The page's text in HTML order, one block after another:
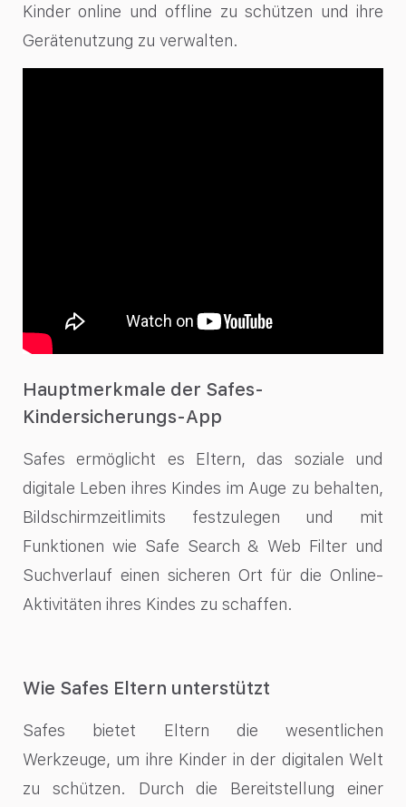
Kinder online und offline zu schützen und ihre
Gerätenutzung zu verwalten.
Hauptmerkmale der Safes-
Kindersicherungs-App
Safes ermöglicht es Eltern, das soziale und
digitale Leben ihres Kindes im Auge zu behalten,
Bildschirmzeitlimits festzulegen und mit
Funktionen wie Safe Search & Web Filter und
Suchverlauf einen sicheren Ort für die Online-
Aktivitäten ihres Kindes zu schaffen.
Wie Safes Eltern unterstützt
Safes bietet Eltern die wesentlichen
Werkzeuge, um ihre Kinder in der digitalen Welt
zu schützen. Durch die Bereitstellung einer